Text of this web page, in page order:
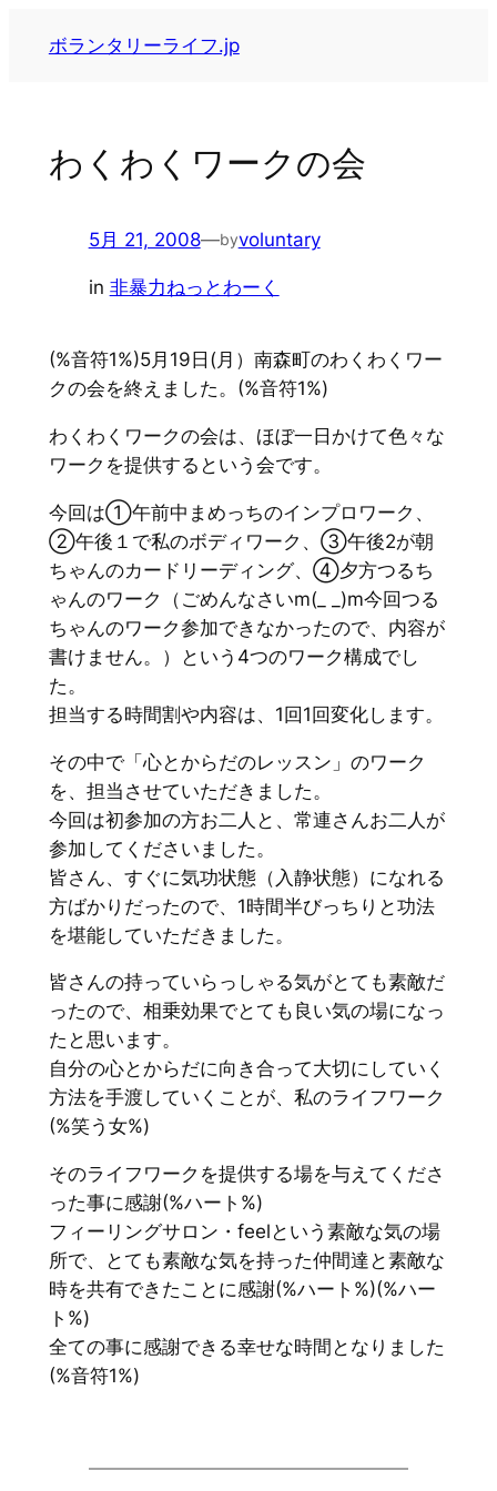
ボランタリーライフ.jp
わくわくワークの会
5月 21, 2008—byvoluntary
in 非暴力ねっとわーく
(%音符1%)5月19日(月）南森町のわくわくワー
クの会を終えました。(%音符1%)
わくわくワークの会は、ほぼ一日かけて色々な
ワークを提供するという会です。
今回は①午前中まめっちのインプロワーク、
②午後１で私のボディワーク、③午後2が朝
ちゃんのカードリーディング、④夕方つるち
ゃんのワーク（ごめんなさいm(_ _)m今回つる
ちゃんのワーク参加できなかったので、内容が
書けません。）という4つのワーク構成でし
た。
担当する時間割や内容は、1回1回変化します。
その中で「心とからだのレッスン」のワーク
を、担当させていただきました。
今回は初参加の方お二人と、常連さんお二人が
参加してくださいました。
皆さん、すぐに気功状態（入静状態）になれる
方ばかりだったので、1時間半びっちりと功法
を堪能していただきました。
皆さんの持っていらっしゃる気がとても素敵だ
ったので、相乗効果でとても良い気の場になっ
たと思います。
自分の心とからだに向き合って大切にしていく
方法を手渡していくことが、私のライフワーク
(%笑う女%)
そのライフワークを提供する場を与えてくださ
った事に感謝(%ハート%)
フィーリングサロン・feelという素敵な気の場
所で、とても素敵な気を持った仲間達と素敵な
時を共有できたことに感謝(%ハート%)(%ハー
ト%)
全ての事に感謝できる幸せな時間となりました
(%音符1%)